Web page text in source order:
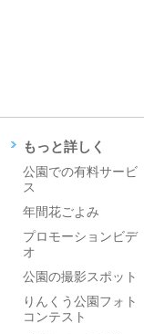
もっと詳しく
公園での有料サービ
ス
年間花ごよみ
プロモーションビデ
オ
公園の撮影スポット
りんくう公園フォト
コンテスト